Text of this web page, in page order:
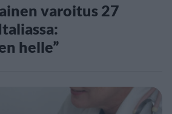
varoitus 27
helle”